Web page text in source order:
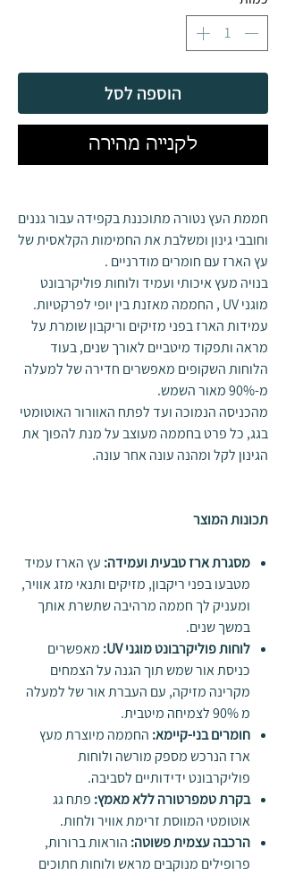
הוספה לסל
לקנייה מהירה
חממת העץ נטורה מתוכננת בקפידה עבור גננים
וחובבי גינון ומשלבת את החמימות הקלאסית של
עץ הארז עם חומרים מודרניים .
בנויה מעץ איכותי ועמיד ולוחות פוליקרבונט
מוגני
, החממה מאזנת בין יופי לפרקטיות.
עמידות הארז בפני מזיקים וריקבון שומרת על
מראה ותפקוד מיטביים לאורך שנים, בעוד
הלוחות השקופים מאפשרים חדירה של למעלה
מ-90% מאור השמש.
מהכניסה הנמוכה ועד לפתח האוורור האוטומטי
בגג, כל פרט בחממה מעוצב על מנת להפוך את
הגינון לקל ומהנה עונה אחר עונה.
תכונות המוצר
מסגרת ארז טבעית ועמידה: עץ הארז עמיד
מטבעו בפני ריקבון, מזיקים ותנאי מזג אוויר,
ומעניק לך חממה מרהיבה שתשרת אותך
במשך שנים.
לוחות פוליקרבונט מוגניUV
: מאפשרים
כניסת אור שמש תוך הגנה על הצמחים
מקרינה מזיקה, עם העברת אור של למעלה
מ 90% לצמיחה מיטבית.
חומרים בני-קיימא: החממה מיוצרת מעץ
ארז הנרכש מספק מורשה ולוחות
פוליקרבונט ידידותיים לסביבה.
בקרת טמפרטורה ללא מאמץ: פתח גג
אוטומטי המווסת זרימת אוויר ולחות.
הרכבה עצמית פשוטה: הוראות ברורות,
פרופילים מנוקבים מראש ולוחות חתוכים